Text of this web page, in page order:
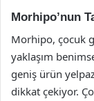
Morhipo’nun
Morhipo, çocuk
yaklaşım
geniş ürün
dikkat çekiyor.